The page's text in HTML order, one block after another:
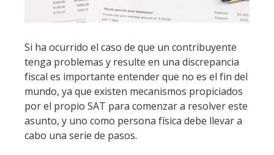
Si ha ocurrido el caso de que un contribuyente
tenga problemas y resulte en una discrepancia
fiscal es importante entender que no es el fin del
mundo, ya que existen mecanismos propiciados
por el propio SAT para comenzar a resolver este
asunto, y uno como persona física debe llevar a
cabo una serie de pasos.